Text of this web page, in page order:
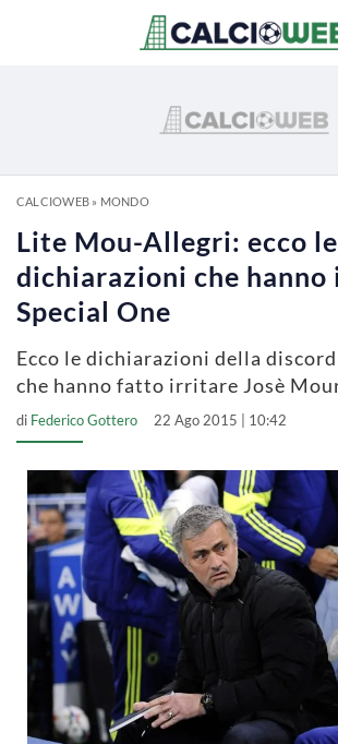
CALCIOWEB» MONDO
Lite Mou-Allegri: ecco le
dichiarazioni che
Special One
Ecco le dichiarazioni della
che hanno fatto irritare Josè
di Federico Gottero 22 Ago 2015 | 10:42